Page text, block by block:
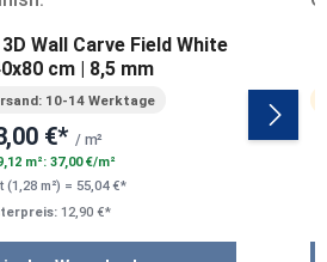
Wall Carve Field White
cm | 8,5 mm
10-14 Werktage
€* / m²
m²: 37,00 €/m²
(1,28 m²) = 55,04 €*
12,90 €*